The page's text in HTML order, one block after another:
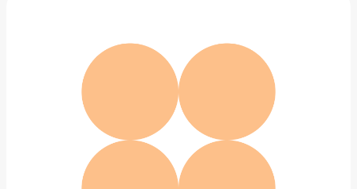
Клатч Moschino
110 600 ₽
Добавить в вишлист